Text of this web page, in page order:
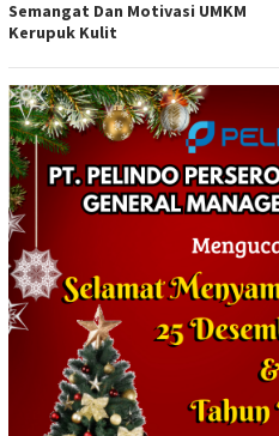
Semangat Dan Motivasi UMKM
Kerupuk Kulit